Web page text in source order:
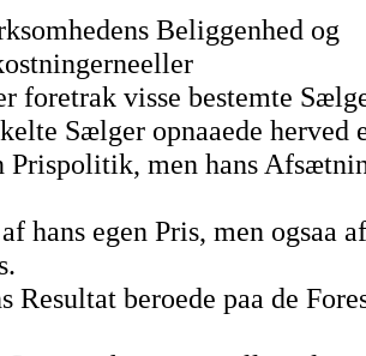
Beliggenhed og
foretrak visse bestemte
Sælger opnaaede
Prispolitik, men hans
hans egen Pris, men ogsaa
Resultat beroede paa de